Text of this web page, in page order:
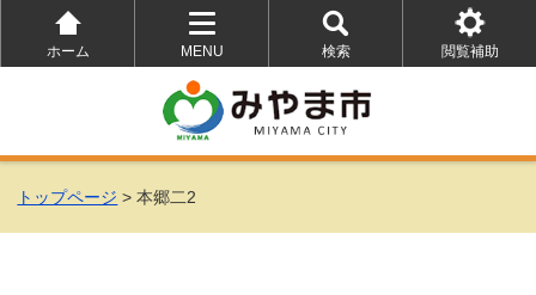
ホーム
MENU
を
開
く
検索
を
開
く
閲覧補助
を
トップページ > 本郷二2